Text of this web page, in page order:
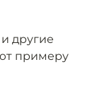
другие
примеру